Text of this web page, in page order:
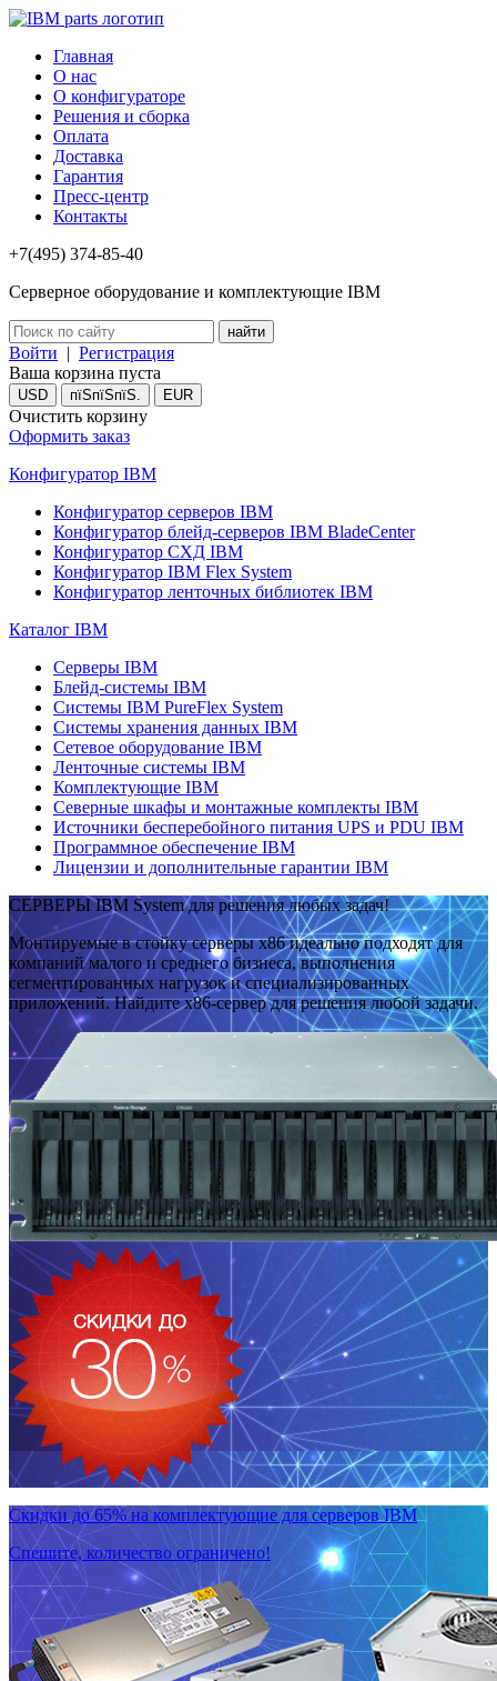
Главная
О нас
О конфигураторе
Решения и сборка
Оплата
Доставка
Гарантия
Пресс-центр
Контакты
+7(495) 374-85-40
Серверное оборудование и комплектующие IBM
Войти | Регистрация
Ваша корзина пуста
USD пїЅпїЅпїЅ. EUR
Очистить корзину
Оформить заказ
Конфигуратор IBM
Конфигуратор серверов IBM
Конфигуратор блейд-серверов IBM BladeCenter
Конфигуратор СХД IBM
Конфигуратор IBM Flex System
Конфигуратор ленточных библиотек IBM
Каталог IBM
Серверы IBM
Блейд-системы IBM
Системы IBM PureFlex System
Системы хранения данных IBM
Сетевое оборудование IBM
Ленточные системы IBM
Комплектующие IBM
Северные шкафы и монтажные комплекты IBM
Источники бесперебойного питания UPS и PDU IBM
Программное обеспечение IBM
Лицензии и дополнительные гарантии IBM
СЕРВЕРЫ IBM System для решения любых задач!
Монтируемые в стойку серверы x86 идеально подходят для
компаний малого и среднего бизнеса, выполнения
сегментированных нагрузок и специализированных
приложений. Найдите x86-сервер для решения любой задачи.
Скидки до 65% на комплектующие для серверов IBM
Спешите, количество ограничено!